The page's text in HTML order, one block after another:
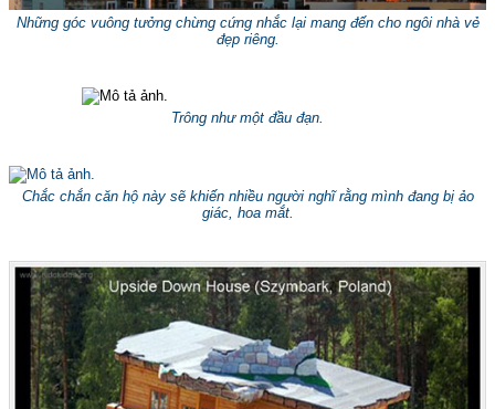
Những góc vuông tưởng chừng cứng nhắc lại mang đến cho ngôi nhà vẻ
đẹp riêng.
Trông như một đầu đạn.
Chắc chắn căn hộ này sẽ khiến nhiều người nghĩ rằng mình đang bị ảo
giác, hoa mắt.